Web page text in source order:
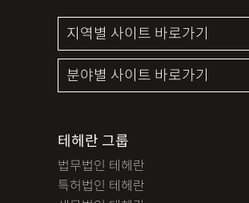
테헤란 그룹
법무법인 테헤란
특허법인 테헤란